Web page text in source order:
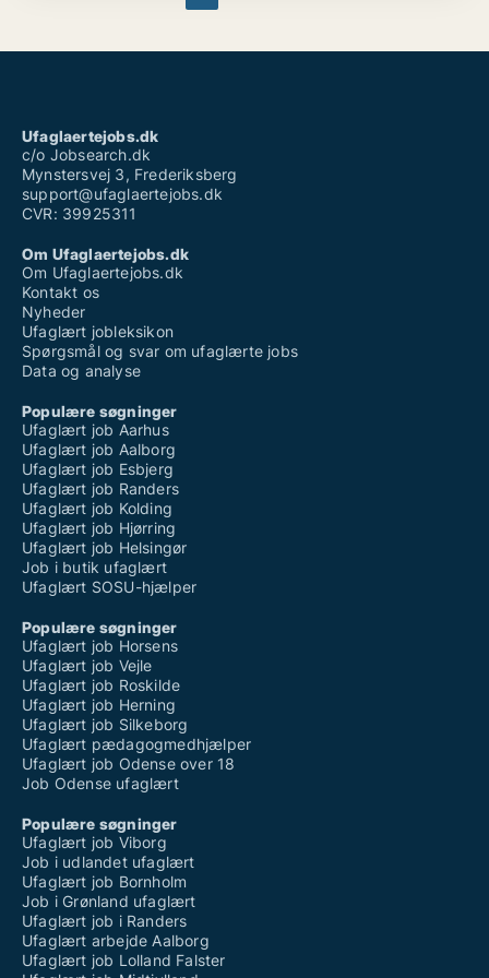
Im looking forward to hearing from you.
Jeg spiller basketball I min fritid og God til at have
med forskellige mennesker.
Ambitioner hurtigt og dygtige til at lære nye ting og
A team player fysisk fit aktiv stabil fokuseret
koncentreret energisk organiseret ..
Jeg vil gerne have den mulighed for en samtale med
jer om den ledige stilling of om hvordan jeg kan
bidrage til jeres organisation og mål jeg vil være glad
for at give mere informationer
Jeg ser frem til at høre fra jer
Interesseret i exempel Rengøring og andet og facilty
service og ad Hoc fast fuldtid med feriepenge +
pensionordning + overenskomst m.m.
Ufaglaertejobs.dk
c/o Jobsearch.dk
Mynstersvej 3, Frederiksberg
support@ufaglaertejobs.dk
CVR: 39925311
Om Ufaglaertejobs.dk
Om Ufaglaertejobs.dk
Kontakt os
Nyheder
Ufaglært jobleksikon
Spørgsmål og svar om ufaglærte jobs
Data og analyse
Populære søgninger
Ufaglært job Aarhus
Ufaglært job Aalborg
Ufaglært job Esbjerg
Ufaglært job Randers
Ufaglært job Kolding
Ufaglært job Hjørring
Ufaglært job Helsingør
Job i butik ufaglært
Ufaglært SOSU-hjælper
Populære søgninger
Ufaglært job Horsens
Ufaglært job Vejle
Ufaglært job Roskilde
Ufaglært job Herning
Ufaglært job Silkeborg
Ufaglært pædagogmedhjælper
Ufaglært job Odense over 18
Job Odense ufaglært
Populære søgninger
Ufaglært job Viborg
Job i udlandet ufaglært
Ufaglært job Bornholm
Job i Grønland ufaglært
Ufaglært job i Randers
Ufaglært arbejde Aalborg
Ufaglært job Lolland Falster